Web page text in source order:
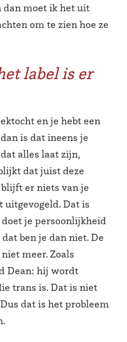
moet ik het uit
om te zien hoe ze
label is er
en je hebt een
is dat ineens je
alles laat zijn,
dat juist deze
er niets van je
uitgevogeld. Dat is
je persoonlijkheid
ben je dan niet. De
meer. Zoals
Dean: hij wordt
trans is. Dat is niet
dat is het probleem